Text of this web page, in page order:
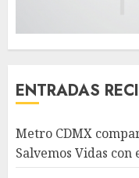
ENTRADAS
Metro CDMX
Salvemos Vidas